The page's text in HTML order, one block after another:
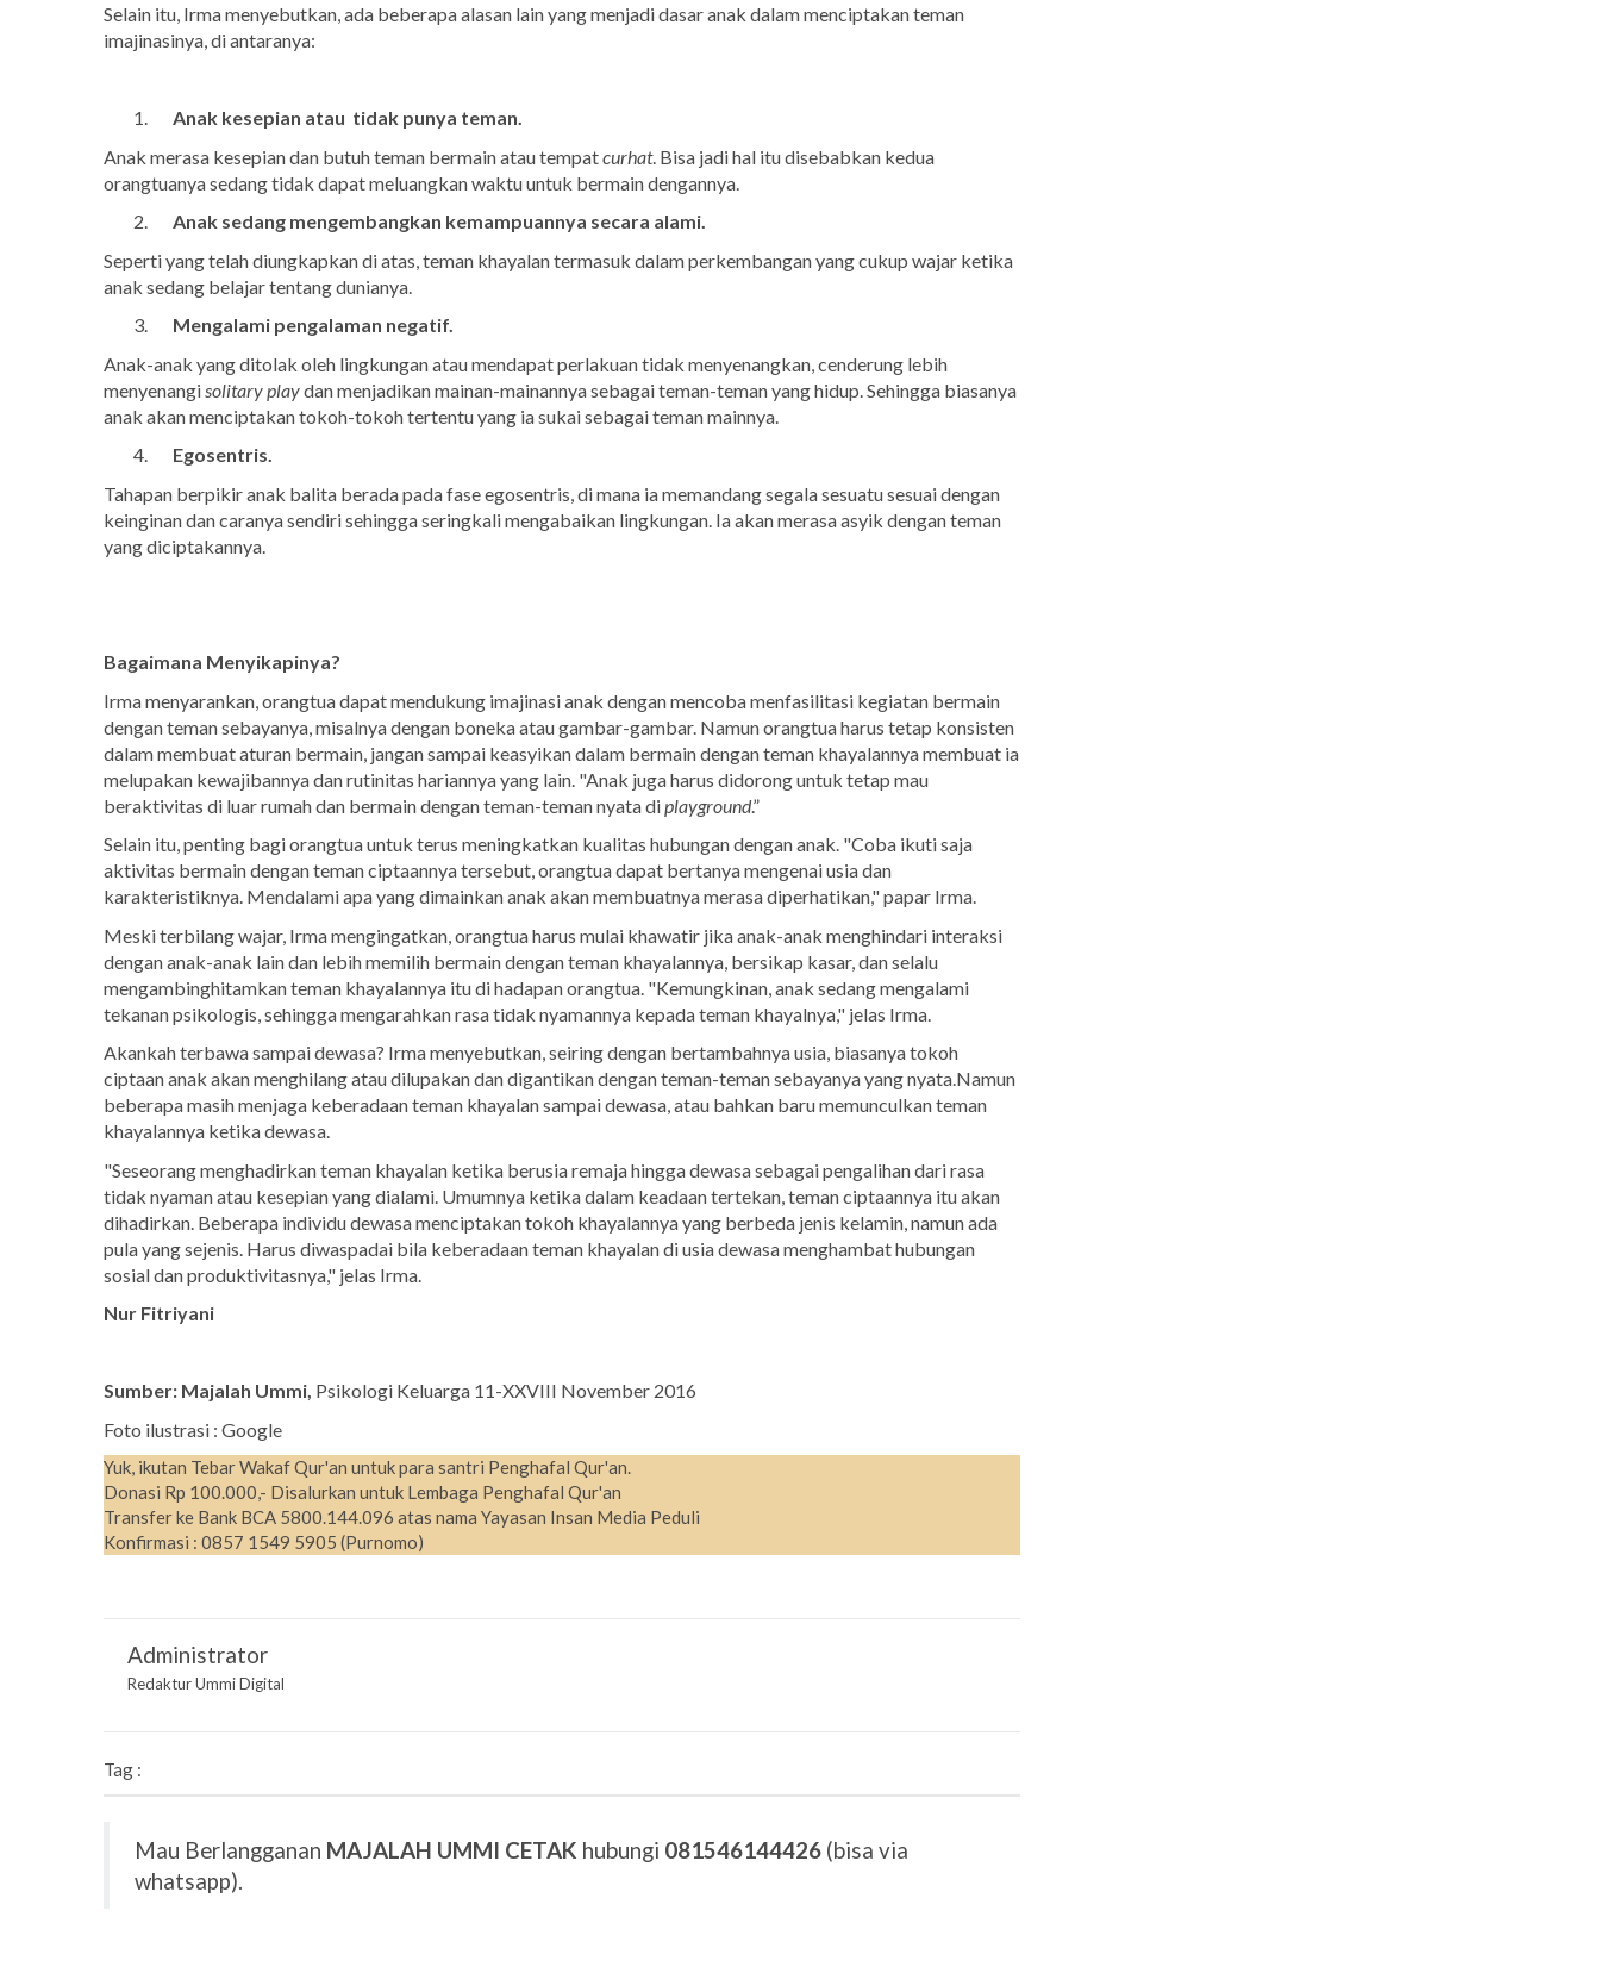
Selain itu, Irma menyebutkan, ada beberapa alasan lain yang menjadi dasar anak dalam menciptakan teman
imajinasinya, di antaranya:
Anak kesepian atau tidak punya teman.
Anak merasa kesepian dan butuh teman bermain atau tempatcurhat. Bisa jadi hal itu disebabkan kedua
orangtuanya sedang tidak dapat meluangkan waktu untuk bermain dengannya.
Anak sedang mengembangkan kemampuannya secara alami.
Seperti yang telah diungkapkan di atas, teman khayalan termasuk dalam perkembangan yang cukup wajar ketika
anak sedang belajar tentang dunianya.
Mengalami pengalaman negatif.
Anak-anak yang ditolak oleh lingkungan atau mendapat perlakuan tidak menyenangkan, cenderung lebih
menyenangi solitary playdan menjadikan mainan-mainannya sebagai teman-teman yang hidup. Sehingga biasanya
anak akan menciptakan tokoh-tokoh tertentu yang ia sukai sebagai teman mainnya.
Egosentris.
Tahapan berpikir anak balita berada pada fase egosentris, di mana ia memandang segala sesuatu sesuai dengan
keinginan dan caranya sendiri sehingga seringkali mengabaikan lingkungan. Ia akan merasa asyik dengan teman
yang diciptakannya.
Bagaimana Menyikapinya?
Irma menyarankan, orangtua dapat mendukung imajinasi anak dengan mencoba menfasilitasi kegiatan bermain
dengan teman sebayanya, misalnya dengan boneka atau gambar-gambar. Namun orangtua harus tetap konsisten
dalam membuat aturan bermain, jangan sampai keasyikan dalam bermain dengan teman khayalannya membuat ia
melupakan kewajibannya dan rutinitas hariannya yang lain. "Anak juga harus didorong untuk tetap mau
beraktivitas di luar rumah dan bermain dengan teman-teman nyata di playground.”
Selain itu, penting bagi orangtua untuk terus meningkatkan kualitas hubungan dengan anak. "Coba ikuti saja
aktivitas bermain dengan teman ciptaannya tersebut, orangtua dapat bertanya mengenai usia dan
karakteristiknya. Mendalami apa yang dimainkan anak akan membuatnya merasa diperhatikan," papar Irma.
Meski terbilang wajar, Irma mengingatkan, orangtua harus mulai khawatir jika anak-anak menghindari interaksi
dengan anak-anak lain dan lebih memilih bermain dengan teman khayalannya, bersikap kasar, dan selalu
mengambinghitamkan teman khayalannya itu di hadapan orangtua. "Kemungkinan, anak sedang mengalami
tekanan psikologis, sehingga mengarahkan rasa tidak nyamannya kepada teman khayalnya," jelas Irma.
Akankah terbawa sampai dewasa? Irma menyebutkan, seiring dengan bertambahnya usia, biasanya tokoh
ciptaan anak akan menghilang atau dilupakan dan digantikan dengan teman-teman sebayanya yang nyata.Namun
beberapa masih menjaga keberadaan teman khayalan sampai dewasa, atau bahkan baru memunculkan teman
khayalannya ketika dewasa.
"Seseorang menghadirkan teman khayalan ketika berusia remaja hingga dewasa sebagai pengalihan dari rasa
tidak nyaman atau kesepian yang dialami. Umumnya ketika dalam keadaan tertekan, teman ciptaannya itu akan
dihadirkan. Beberapa individu dewasa menciptakan tokoh khayalannya yang berbeda jenis kelamin, namun ada
pula yang sejenis. Harus diwaspadai bila keberadaan teman khayalan di usia dewasa menghambat hubungan
sosial dan produktivitasnya," jelas Irma.
Nur Fitriyani
Sumber: Majalah Ummi, Psikologi Keluarga 11-XXVIII November 2016
Foto ilustrasi : Google
Yuk, ikutan Tebar Wakaf Qur'an untuk para santri Penghafal Qur'an.
Donasi Rp 100.000,- Disalurkan untuk Lembaga Penghafal Qur'an
Transfer ke Bank BCA 5800.144.096 atas nama Yayasan Insan Media Peduli
Konfirmasi : 0857 1549 5905 (Purnomo)
Administrator
Redaktur Ummi Digital
Tag :
Mau Berlangganan MAJALAH UMMI CETAK hubungi 081546144426 (bisa via
whatsapp).